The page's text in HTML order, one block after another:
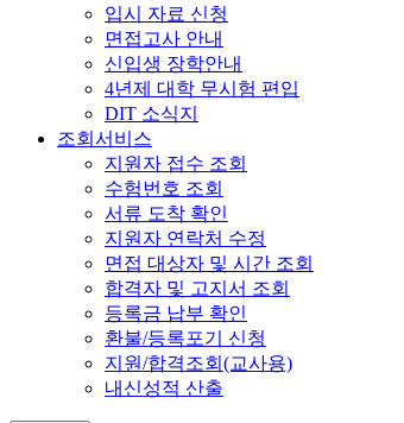
입시 자료 신청
면접고사 안내
신입생 장학안내
4년제 대학 무시험 편입
DIT 소식지
조회서비스
지원자 접수 조회
수험번호 조회
서류 도착 확인
지원자 연락처 수정
면접 대상자 및 시간 조회
합격자 및 고지서 조회
등록금 납부 확인
환불/등록포기 신청
지원/합격조회(교사용)
내신성적 산출